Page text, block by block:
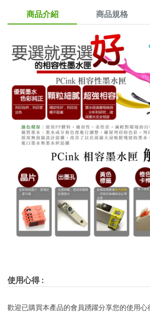
商品介紹 商品規格
使用心得:
歡迎已購買本產品的會員踴躍分享您的使用心